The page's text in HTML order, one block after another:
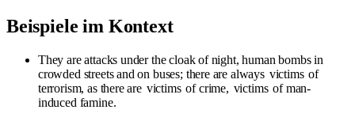
Beispiele im Kontext
They are attacks under the cloak of night, human bombs in
crowded streets and on buses; there are always victims of
terrorism, as there are victims of crime, victims of man-
induced famine.